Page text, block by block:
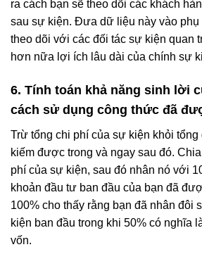
ra cách bạn sẽ theo dõi các khách
sau sự kiện. Đưa dữ liệu này vào phụ
theo dõi với các đối tác sự kiện quan
hơn nữa lợi ích lâu dài của chính sự
6. Tính toán khả năng sinh lời
cách sử dụng công thức đã
Trừ tổng chi phí của sự kiện khỏi tổng
kiếm được trong và ngay sau đó.
phí của sự kiện, sau đó nhân nó với
khoản đầu tư ban đầu của bạn đã
100% cho thấy rằng bạn đã nhân đôi
kiện ban đầu trong khi 50% có nghĩa
vốn.